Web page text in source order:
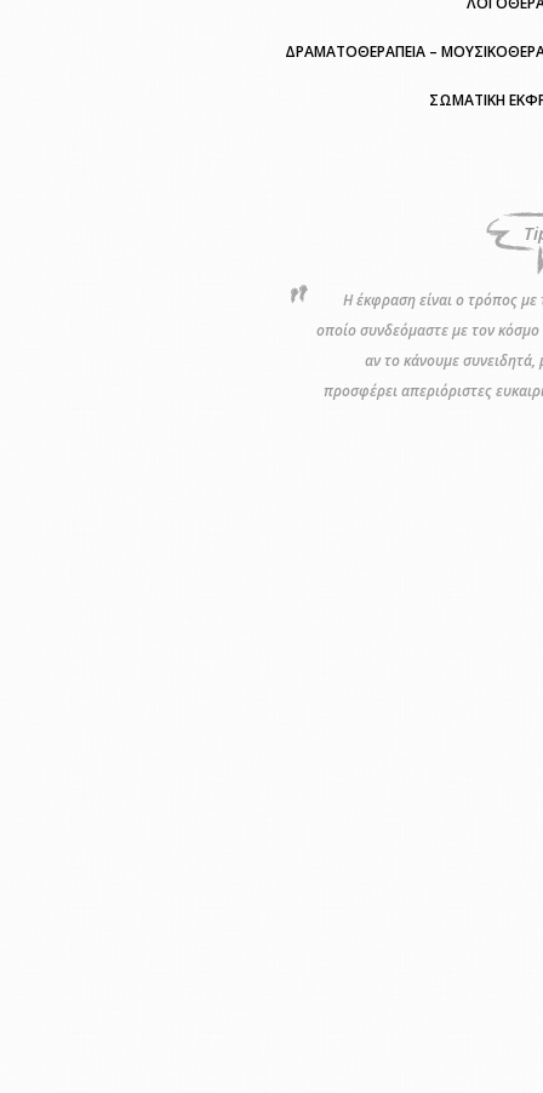
ΔΡΑΜΑΤΟΘΕΡΑΠΕΙΑ –
ΣΩΜΑΤΙΚΗ
Η έκφραση είναι ο τρόπος με
οποίο συνδεόμαστε με τον κόσμο
αν το κάνουμε συνειδητά,
προσφέρει απεριόριστες